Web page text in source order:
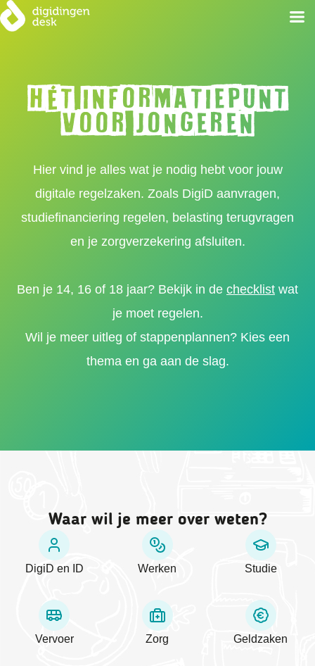
Spring
naar
Hét informatiepunt
voor jongeren
Hier vind je alles wat je nodig hebt voor jouw
digitale regelzaken. Zoals DigiD aanvragen,
studiefinanciering regelen, belasting terugvragen
en je zorgverzekering afsluiten.
Ben je 14, 16 of 18 jaar? Bekijk in de checklist wat
je moet regelen.
Wil je meer uitleg of stappenplannen? Kies een
thema en ga aan de slag.
Waar wil je meer over weten?
DigiD en ID Werken Studie
Vervoer Zorg Geldzaken